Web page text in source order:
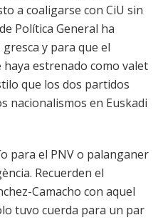
a coaligarse con CiU sin
Política General ha
y para que el
haya estrenado como valet
que los dos partidos
nacionalismos en Euskadi
para el PNV o palanganer
Recuerden el
Camacho con aquel
tuvo cuerda para un par